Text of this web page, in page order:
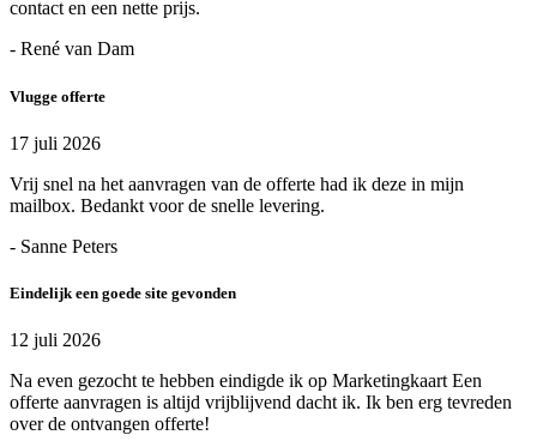
contact en een nette prijs.
- René van Dam
Vlugge offerte
17 juli 2026
Vrij snel na het aanvragen van de offerte had ik deze in mijn
mailbox. Bedankt voor de snelle levering.
- Sanne Peters
Eindelijk een goede site gevonden
12 juli 2026
Na even gezocht te hebben eindigde ik op Marketingkaart Een
offerte aanvragen is altijd vrijblijvend dacht ik. Ik ben erg tevreden
over de ontvangen offerte!